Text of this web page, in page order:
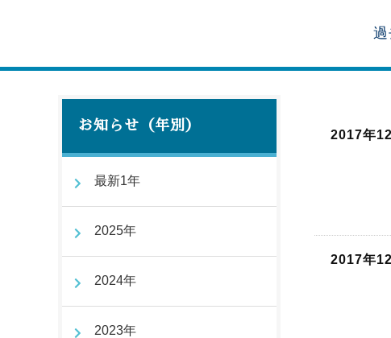
2017年
2017年
お知らせ（年別）
最新1年
2025年
2024年
2023年